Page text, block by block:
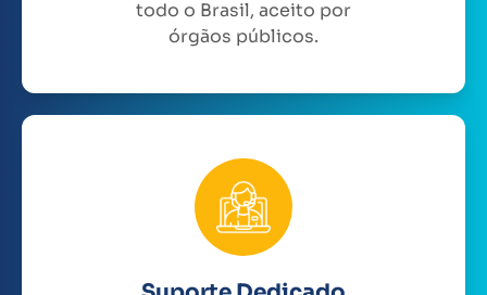
todo o Brasil, aceito por
órgãos públicos.